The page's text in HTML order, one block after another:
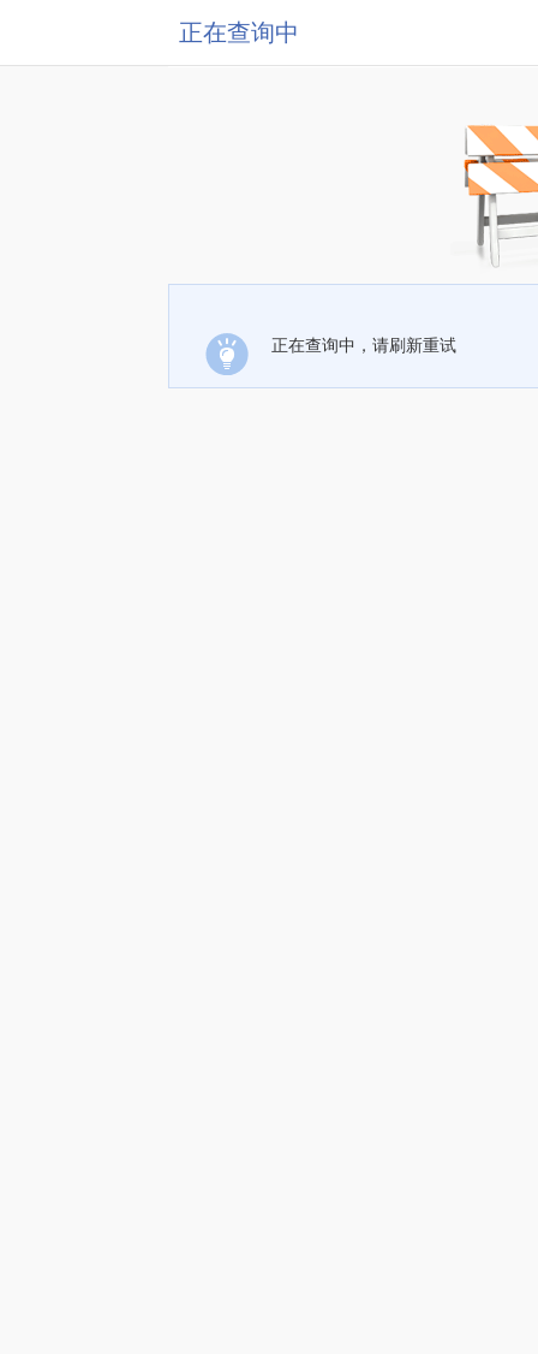
正在查询中
正在查询中，请刷新重试